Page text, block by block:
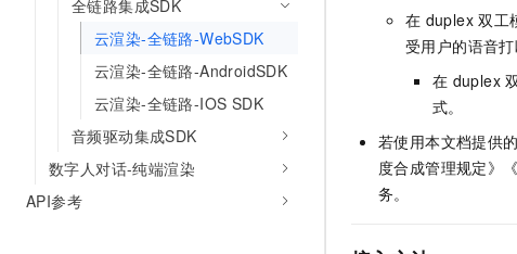
全链路集成SDK
云渲染-全链路-WebSDK
云渲染-全链路-AndroidSDK
云渲染-全链路-IOS SDK
音频驱动集成SDK
数字人对话-纯端渲染
API参考
在 duplex 双工
受用户的语音打
在 duplex
式。
若使用本文档提供的
度合成管理规定》
务。
大模型解决方案
快速部署 Dify，高效搭建 AI
域名与网站
终端用户计算
Serverless
迁移与运维管理